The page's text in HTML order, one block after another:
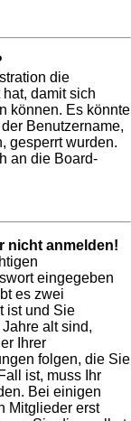
die
damit sich
können. Es könnte
Benutzername,
gesperrt wurden.
an die Board-
nicht anmelden!
eingegeben
es zwei
ist und Sie
alt sind,
Ihrer
folgen, die Sie
ist, muss Ihr
Bei einigen
Mitglieder erst